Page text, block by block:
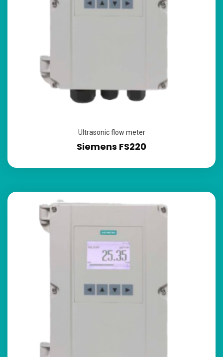
Ultrasonic flow meter
Siemens FS220